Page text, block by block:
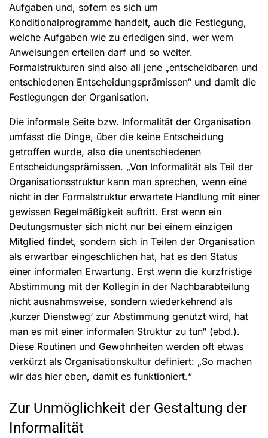
Aufgaben und, sofern es sich um
Konditionalprogramme handelt, auch die Festlegung,
welche Aufgaben wie zu erledigen sind, wer wem
Anweisungen erteilen darf und so weiter.
Formalstrukturen sind also all jene „entscheidbaren und
entschiedenen Entscheidungsprämissen“ und damit die
Festlegungen der Organisation.
Die informale Seite bzw. Informalität der Organisation
umfasst die Dinge, über die keine Entscheidung
getroffen wurde, also die unentschiedenen
Entscheidungsprämissen. „Von Informalität als Teil der
Organisationsstruktur kann man sprechen, wenn eine
nicht in der Formalstruktur erwartete Handlung mit einer
gewissen Regelmäßigkeit auftritt. Erst wenn ein
Deutungsmuster sich nicht nur bei einem einzigen
Mitglied findet, sondern sich in Teilen der Organisation
als erwartbar eingeschlichen hat, hat es den Status
einer informalen Erwartung. Erst wenn die kurzfristige
Abstimmung mit der Kollegin in der Nachbarabteilung
nicht ausnahmsweise, sondern wiederkehrend als
‚kurzer Dienstweg‘ zur Abstimmung genutzt wird, hat
man es mit einer informalen Struktur zu tun“ (ebd.).
Diese Routinen und Gewohnheiten werden oft etwas
verkürzt als Organisationskultur definiert: „So machen
wir das hier eben, damit es funktioniert.“
Zur Unmöglichkeit der Gestaltung der
Informalität